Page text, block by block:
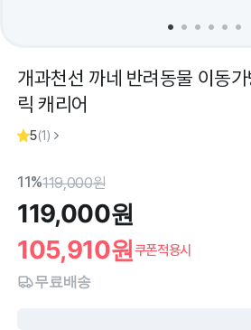
개과천선 까네 반려동물 이동
릭 캐리어
5(1)
11%119,000원
119,000원
105,910원쿠폰적용시
무료배송